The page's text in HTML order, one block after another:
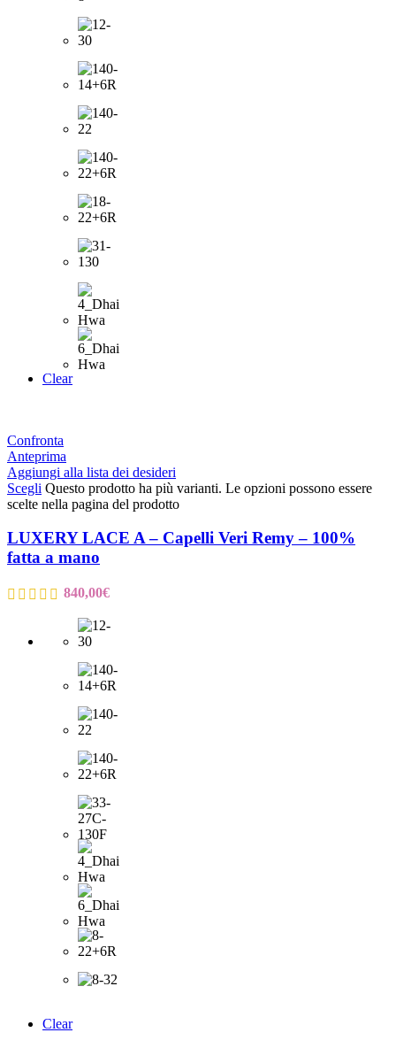
Clear
Confronta
Anteprima
Aggiungi alla lista dei desideri
Scegli Questo prodotto ha più varianti. Le opzioni possono essere
scelte nella pagina del prodotto
LUXERY LACE A – Capelli Veri Remy – 100%
fatta a mano
840,00€
Clear